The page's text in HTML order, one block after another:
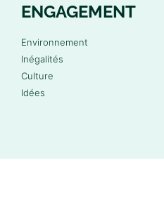
ENGAGEMENT
Environnement
Inégalités
Culture
Idées